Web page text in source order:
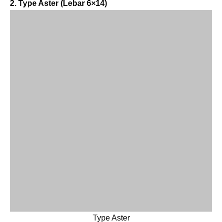
2. Type Aster (Lebar 6×14)
presisi.